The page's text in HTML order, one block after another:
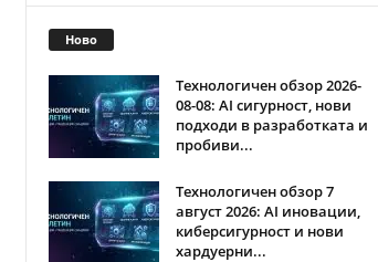
Ново
Технологичен обзор 2026-
08-08: AI сигурност, нови
подходи в разработката и
пробиви...
Технологичен обзор 7
август 2026: AI иновации,
киберсигурност и нови
хардуерни...